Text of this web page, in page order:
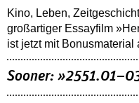
Kino, Leben,
großartiger Essayfilm
ist jetzt mit
Sooner: